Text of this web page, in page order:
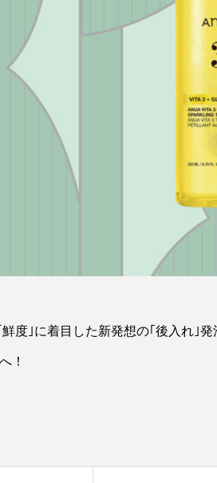
鮮度｣に着目した新発想の｢後入れ｣
！